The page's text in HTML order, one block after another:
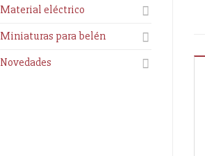
Material eléctrico
Miniaturas para belén
Novedades